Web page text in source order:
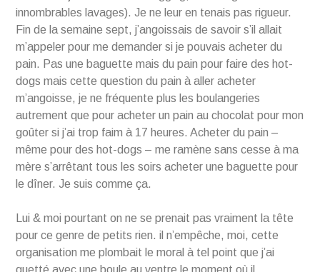
innombrables lavages). Je ne leur en tenais pas rigueur.
Fin de la semaine sept, j’angoissais de savoir s’il allait
m’appeler pour me demander si je pouvais acheter du
pain. Pas une baguette mais du pain pour faire des hot-
dogs mais cette question du pain à aller acheter
m’angoisse, je ne fréquente plus les boulangeries
autrement que pour acheter un pain au chocolat pour mon
goûter si j’ai trop faim à 17 heures. Acheter du pain –
même pour des hot-dogs – me ramène sans cesse à ma
mère s’arrêtant tous les soirs acheter une baguette pour
le dîner. Je suis comme ça.
Lui & moi pourtant on ne se prenait pas vraiment la tête
pour ce genre de petits rien. il n’empêche, moi, cette
organisation me plombait le moral à tel point que j’ai